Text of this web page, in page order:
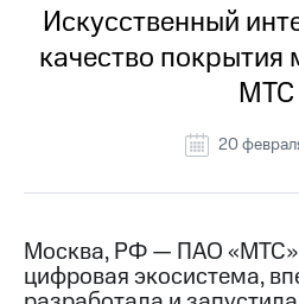
История
компании
информация
Контакты
Медиа-центр
Пресс-
релизы
Искусственный
качество покрытия
МТС
20
Москва, РФ — ПАО «МТС»
цифровая экосистема,